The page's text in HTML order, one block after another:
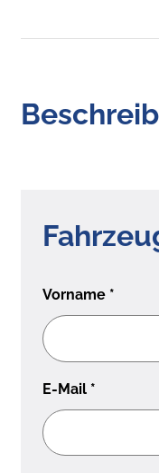
Vorname *
E-Mail *